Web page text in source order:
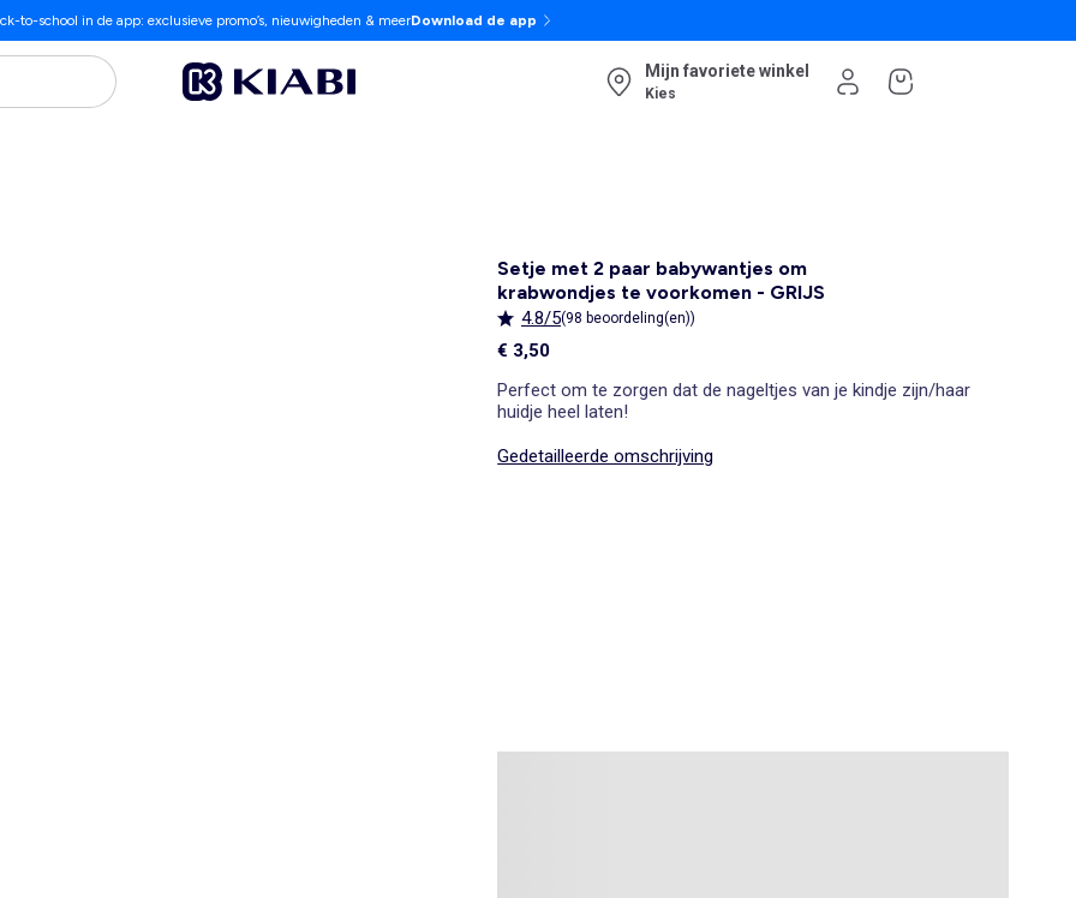
to-school in de app: exclusieve promo’s, nieuwigheden & meerDownload de app
Mijn favoriete winkel
Kies
Setje met 2 paar babywantjes om
krabwondjes te voorkomen - GRIJS
4.8/5(98 beoordeling(en))
€ 3,50
Perfect om te zorgen dat de nageltjes van je kindje zijn/haar
huidje heel laten!
Gedetailleerde omschrijving